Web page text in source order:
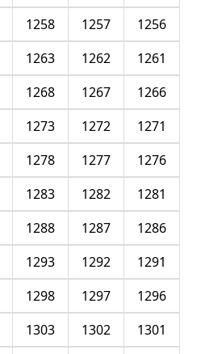
1256
1257
1258
1261
1262
1263
1266
1267
1268
1271
1272
1273
1276
1277
1278
1281
1282
1283
1286
1287
1288
1291
1292
1293
1296
1297
1298
1301
1302
1303